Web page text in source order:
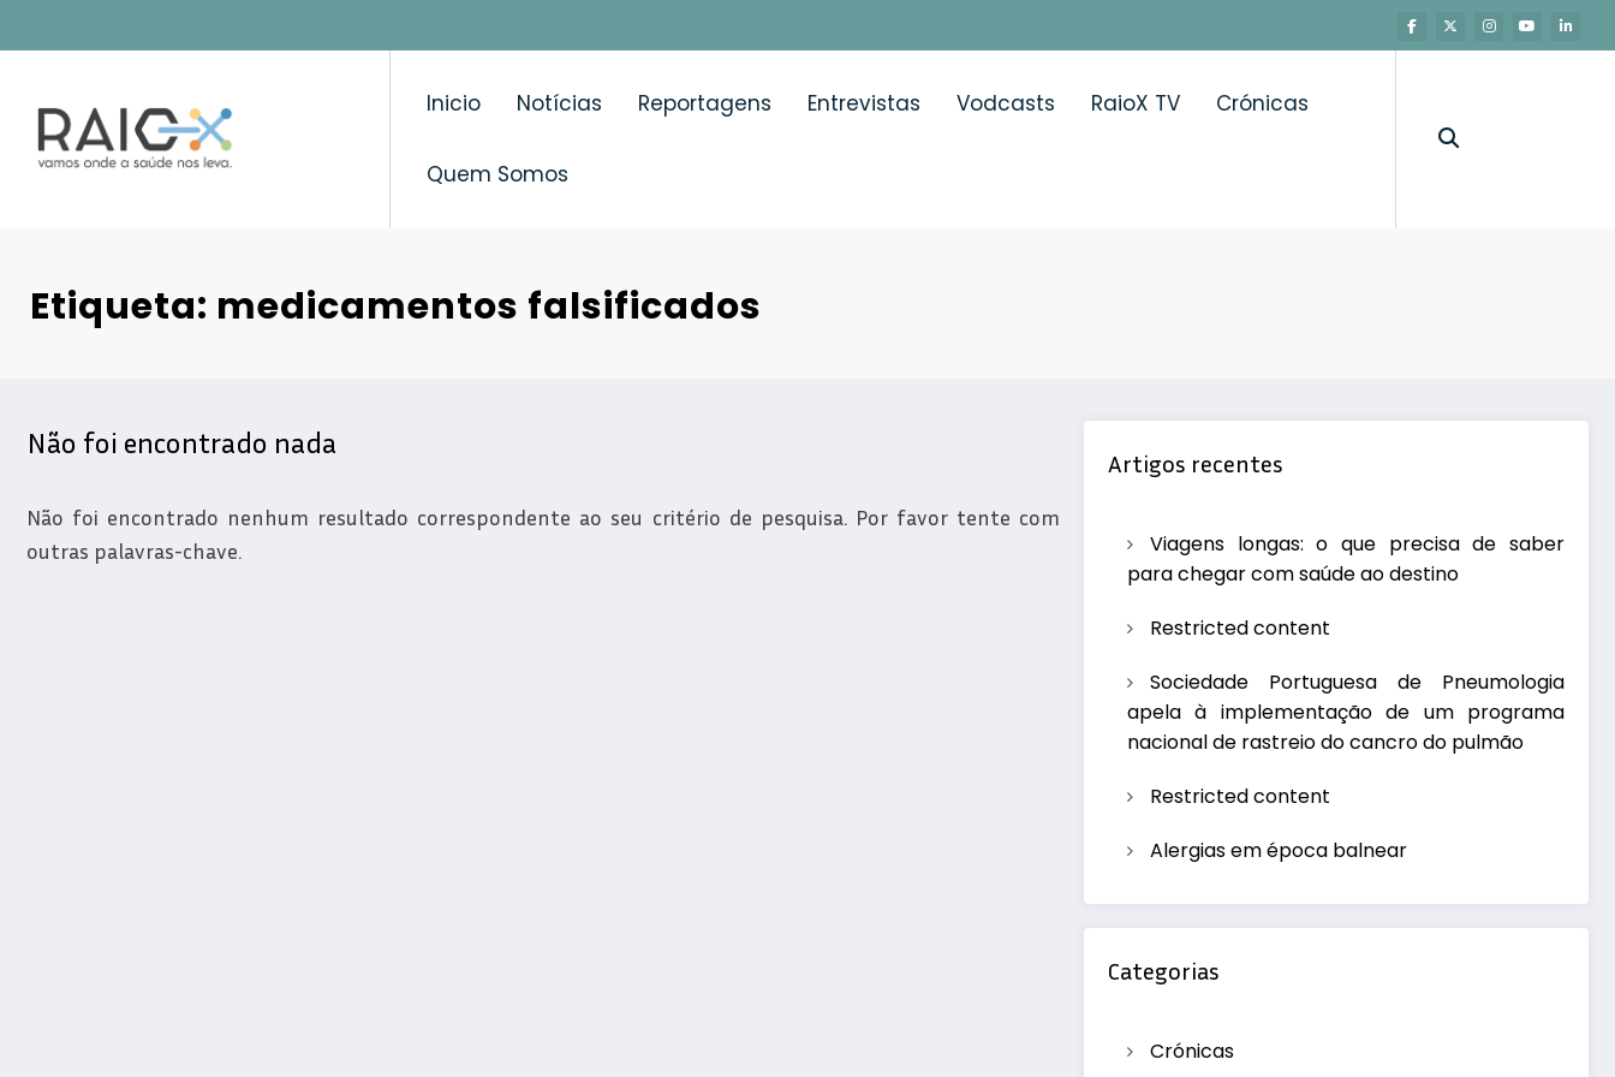
para
conteúdo
Inicio Notícias Reportagens Entrevistas Vodcasts RaioX TV Crónicas
Quem Somos
Etiqueta: medicamentos falsificados
Não foi encontrado nada
Não foi encontrado nenhum resultado correspondente ao seu critério de pesquisa. Por favor tente com
outras palavras-chave.
Artigos recentes
Viagens longas: o que precisa de saber
para chegar com saúde ao destino
Restricted content
Sociedade Portuguesa de Pneumologia
apela à implementação de um programa
nacional de rastreio do cancro do pulmão
Restricted content
Alergias em época balnear
Categorias
Crónicas